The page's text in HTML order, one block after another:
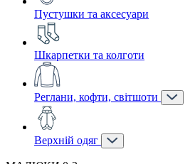
Пустушки та аксесуари
Шкарпетки та колготи
Реглани, кофти, світшоти
Верхній одяг